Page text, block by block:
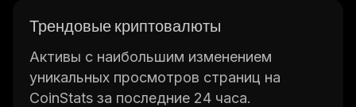
Трендовые криптовалюты
Активы с наибольшим изменением
уникальных просмотров страниц на
CoinStats за последние 24 часа.